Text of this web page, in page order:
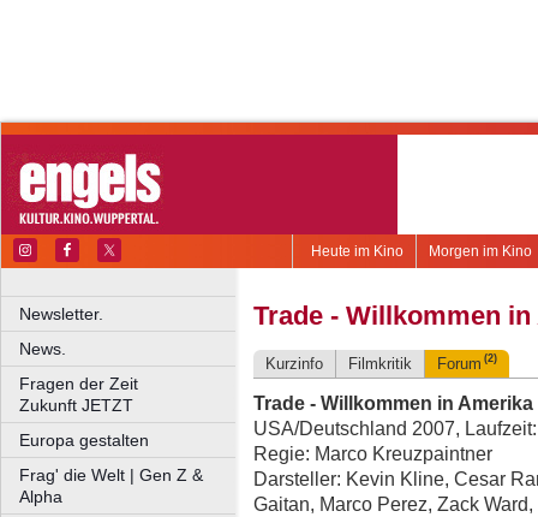
Morgen im Kino
Heute im Kino
Newsletter.
News.
Fragen der Zeit
Zukunft JETZT
Europa gestalten
Frag' die Welt | Gen Z &
Alpha
Trade - Willkommen
Kurzinfo Filmkritik Forum (2)
Trade - Willkommen in Amerika
USA/Deutschland 2007,
Regie: Marco Kreuzpaintner
Darsteller: Kevin Kline, Cesar
Gaitan, Marco Perez, Zack